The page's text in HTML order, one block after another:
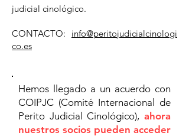
judicial cinológico.
CONTACTO: info@peritojudicialcinologi
co.es
​Hemos llegado a un acuerdo con
COIPJC (Comité Internacional de
Perito Judicial Cinológico), ahora
nuestros socios pueden acceder